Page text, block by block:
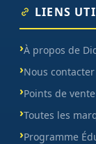
LIENS
À propos de
Nous contacter
Points de vente
Toutes les
Programme